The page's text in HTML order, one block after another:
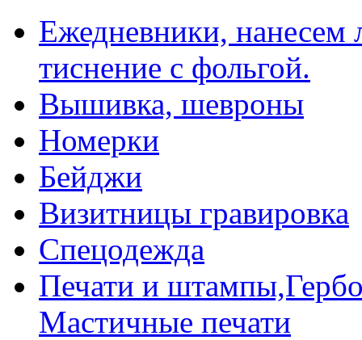
Ежедневники, нанесем
тиснение с фольгой.
Вышивка, шевроны
Номерки
Бейджи
Визитницы гравировка
Спецодежда
Печати и
Мастичные печати